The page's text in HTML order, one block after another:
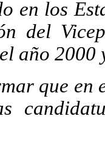
en los
del
año 2000
que en